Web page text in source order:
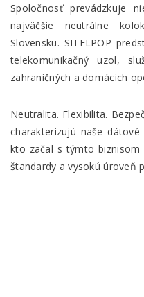
Spoločnosť prevádzkuje
najväčšie neutrálne
Slovensku. SITELPOP
telekomunikačný uzol,
zahraničných a domácich
Neutralita. Flexibilita.
charakterizujú naše
kto začal s týmto biznisom
štandardy a vysokú úroveň